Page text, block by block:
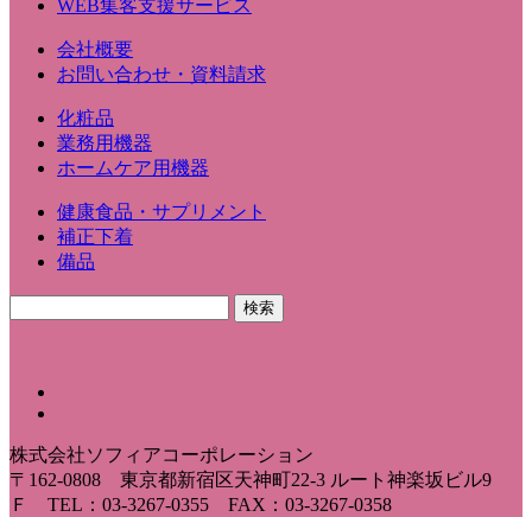
WEB集客支援サービス
会社概要
お問い合わせ・資料請求
化粧品
業務用機器
ホームケア用機器
健康食品・サプリメント
補正下着
備品
株式会社ソフィアコーポレーション
〒162-0808 東京都新宿区天神町22-3 ルート神楽坂ビル9
Ｆ TEL：03-3267-0355 FAX：03-3267-0358